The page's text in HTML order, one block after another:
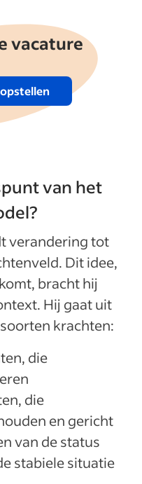
vacature
van het
verandering tot
Dit idee,
bracht hij
Hij gaat uit
krachten:
die
die
en gericht
van de status
stabiele situatie